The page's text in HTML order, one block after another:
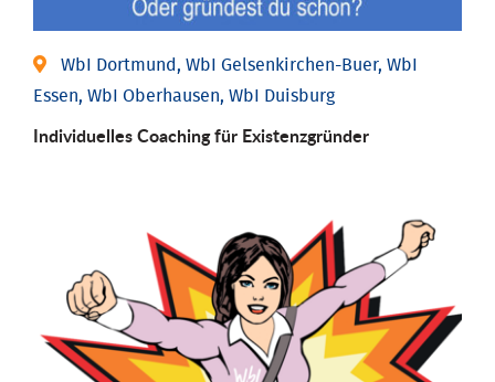
WbI Dortmund, WbI Gelsenkirchen-Buer, WbI
Essen, WbI Oberhausen, WbI Duisburg
Individu­elles Coaching für Existenz­gründer